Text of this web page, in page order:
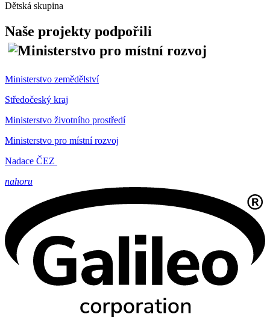
Dětská skupina
Naše projekty podpořili
Ministerstvo zemědělství
Středočeský kraj
Ministerstvo životního prostředí
Ministerstvo pro místní rozvoj
Nadace ČEZ
nahoru